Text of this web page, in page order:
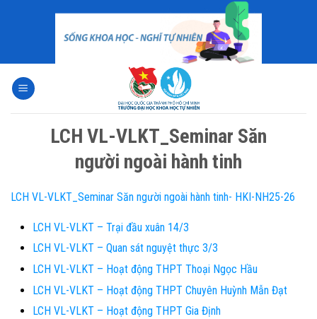
LCH VL-VLKT_Seminar Săn
người ngoài hành tinh
LCH VL-VLKT_Seminar Săn người ngoài hành tinh- HKI-NH25-26
LCH VL-VLKT – Trại đầu xuân 14/3
LCH VL-VLKT – Quan sát nguyệt thực 3/3
LCH VL-VLKT – Hoạt động THPT Thoại Ngọc Hầu
LCH VL-VLKT – Hoạt động THPT Chuyên Huỳnh Mẫn Đạt
LCH VL-VLKT – Hoạt động THPT Gia Định